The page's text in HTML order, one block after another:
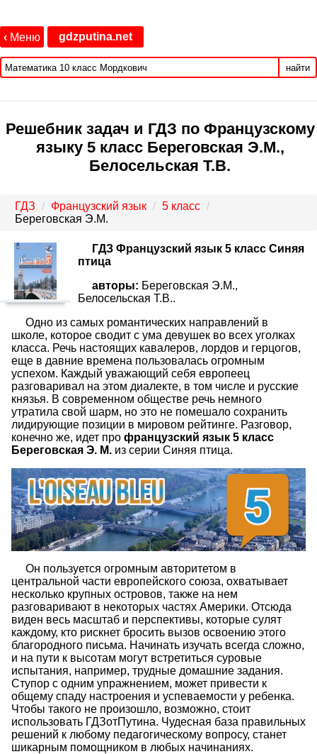
‹ Меню gdzputina.net
найти
Решебник задач и ГДЗ по Французскому
языку 5 класс Береговская Э.М.,
Белосельская Т.В.
ГДЗ Французский язык
5 класс
Береговская Э.М.
ГДЗ Французский язык 5 класс Синяя
птица
авторы: Береговская Э.М.,
Белосельская Т.В..
Одно из самых романтических направлений в
школе, которое сводит с ума девушек во всех уголках
класса. Речь настоящих кавалеров, лордов и герцогов,
еще в давние времена пользовалась огромным
успехом. Каждый уважающий себя европеец
разговаривал на этом диалекте, в том числе и русские
князья. В современном обществе речь немного
утратила свой шарм, но это не помешало сохранить
лидирующие позиции в мировом рейтинге. Разговор,
конечно же, идет про французский язык 5 класс
Береговская Э. М. из серии Синяя птица.
Он пользуется огромным авторитетом в
центральной части европейского союза, охватывает
несколько крупных островов, также на нем
разговаривают в некоторых частях Америки. Отсюда
виден весь масштаб и перспективы, которые сулят
каждому, кто рискнет бросить вызов освоению этого
благородного письма. Начинать изучать всегда сложно,
и на пути к высотам могут встретиться суровые
испытания, например, трудные домашние задания.
Ступор с одним упражнением, может привести к
общему спаду настроения и успеваемости у ребенка.
Чтобы такого не произошло, возможно, стоит
использовать ГДЗотПутина. Чудесная база правильных
решений к любому педагогическому вопросу, станет
шикарным помощником в любых начинаниях.